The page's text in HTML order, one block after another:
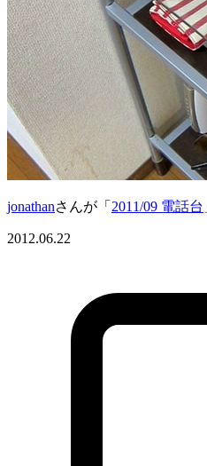
jonathanさんが「 2011/09 電話台
2012.06.22